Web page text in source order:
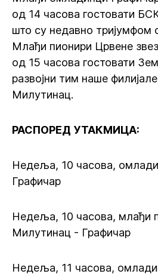
од 14 часова гостовати
што су недавно тријумфом
Млађи пионири Црвене
од 15 часова гостовати
развојни тим наше
Милутинац.
РАСПОРЕД УТАКМИЦА:
Недеља, 10 часова,
Графичар
Недеља, 10 часова, млађи
Милутинац - Графичар
Недеља, 11 часова,